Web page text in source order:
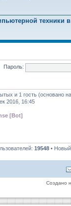
техники в
Пароль:
и 1 гость (основано
2016, 16:45
[Bot]
19548 •
Создано